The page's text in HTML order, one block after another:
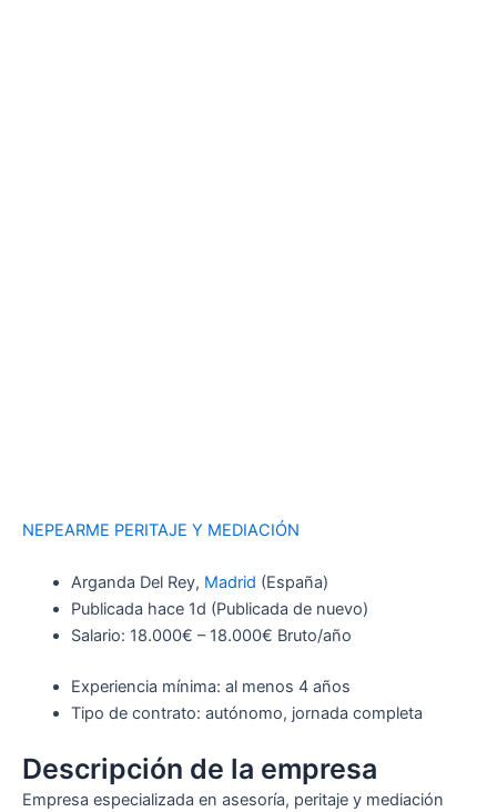
NEPEARME PERITAJE Y MEDIACIÓN
Arganda Del Rey, Madrid (España)
Publicada hace 1d (Publicada de nuevo)
Salario: 18.000€ – 18.000€ Bruto/año
Experiencia mínima: al menos 4 años
Tipo de contrato: autónomo, jornada completa
Descripción de la empresa
Empresa especializada en asesoría, peritaje y mediación